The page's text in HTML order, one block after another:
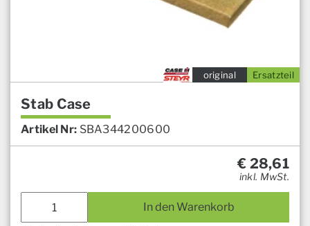
Ersatzteil
original
Stab Case
Artikel Nr: SBA344200600
€ 28,61
inkl. MwSt.
In den Warenkorb